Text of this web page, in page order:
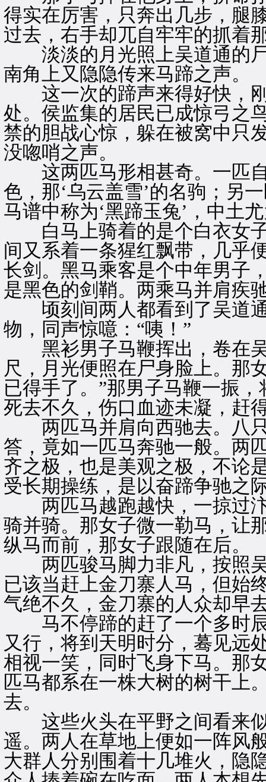
得实在厉害，只奔出几步，腿
过去，右手却兀自牢牢的抓着
淡淡的月光照上吴道通的尸
南角上又隐隐传来马蹄之声。
这一次的蹄声来得好快，刚
处。侯监集的居民已成惊弓之
禁的胆战心惊，躲在被窝中只
没唿哨之声。
这两匹马形相甚奇。一匹自
色，那‘乌云盖雪’的名驹；另
马谱中称为‘黑蹄玉兔’，中土
白马上骑着的是个白衣女子
间又系着一条猩红飘带，几乎
长剑。黑马乘客是个中年男子
是黑色的剑鞘。两乘马并肩疾
顷刻间两人都看到了吴道通
物，同声惊噫：“咦！”
黑衫男子马鞭挥出，卷在吴
尺，月光便照在尸身脸上。那
已得手了。”那男子马鞭一振
死去不久，伤口血迹未凝，赶
两匹马并肩向西驰去。八只
答，竟如一匹马奔驰一般。两
齐之极，也是美观之极，不论
受长期操练，是以奋蹄争驰之
两匹马越跑越快，一掠过汴
骑并骑。那女子微一勒马，让
纵马而前，那女子跟随在后。
两匹骏马脚力非凡，按照吴
已该当赶上金刀寨人马，但始
气绝不久，金刀寨的人众却早
马不停蹄的赶了一个多时辰
又行，将到天明时分，蓦见远
相视一笑，同时飞身下马。那
匹马都系在一株大树的树干上
去。
这些火头在平野之间看来似
遥。两人在草地上便如一阵风
大群人分别围着十几堆火，隐